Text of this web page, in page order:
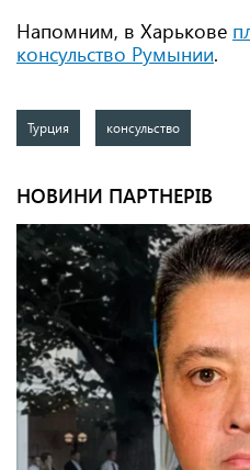
Напомним, в Харькове
консульство Румынии.
Турция консульство